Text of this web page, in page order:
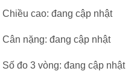
Chiều cao: đang cập nhật
Cân nặng: đang cập nhật
Số đo 3 vòng: đang cập nhật